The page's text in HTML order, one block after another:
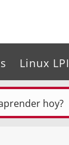
Linux LPI